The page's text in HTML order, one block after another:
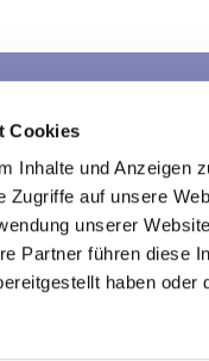
Cookies
Inhalte und Anzeigen
Zugriffe auf unsere
unserer
Partner führen diese
haben
